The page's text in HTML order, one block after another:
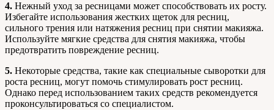
4. Нежный уход за ресницами может способствовать их росту.
Избегайте использования жестких щеток для ресниц,
сильного трения или натяжения ресниц при снятии макияжа.
Используйте мягкие средства для снятия макияжа, чтобы
предотвратить повреждение ресниц.
5. Некоторые средства, такие как специальные сыворотки для
роста ресниц, могут помочь стимулировать рост ресниц.
Однако перед использованием таких средств рекомендуется
проконсультироваться со специалистом.